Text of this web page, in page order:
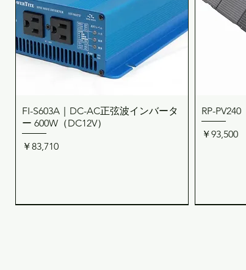
クイックビュー
FI-S603A｜DC-AC正弦波インバータ
ー 600W（DC12V）
価格
￥83,710
RP-PV240
価格
￥93,500